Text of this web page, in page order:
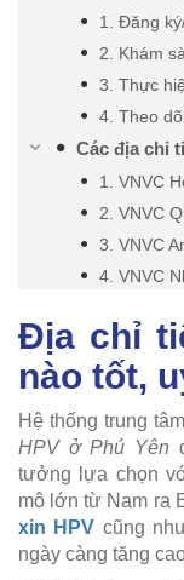
1. Đăng
2. Khám
3. Thực
4. Theo
Các địa chỉ
1. VNVC
2. VNVC
3. VNVC
4. VNVC
Địa chỉ
nào tốt,
Hệ thống trung
HPV ở Phú Yên
tưởng lựa chọn
mô lớn từ Nam ra
xin HPV cũng
ngày càng tăng